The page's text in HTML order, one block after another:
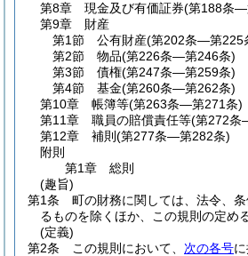
第8章
現金及び有価証券(第188条―
第9章
財産
第1節
公有財産(第202条―第225
第2節
物品(第226条―第246条)
第3節
債権(第247条―第259条)
第4節
基金(第260条―第262条)
第10章
帳簿等(第263条―第271条)
第11章
職員の賠償責任等(第272条
第12章
補則 (第277条―第282条)
附則
第1章
総則
(趣旨)
第1条
町の財務に関しては、法令、
るものを除くほか、この規則の定め
(定義)
第2条
この規則において、 次の各号